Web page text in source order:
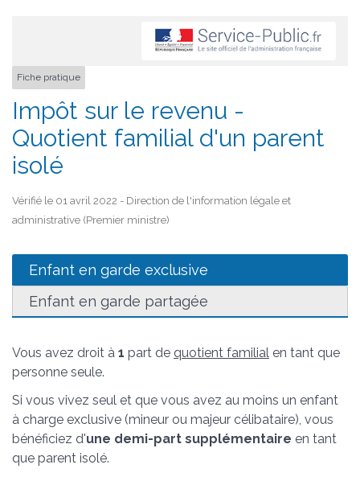
Fiche pratique
Impôt sur le revenu -
Quotient familial d'un parent
isolé
Vérifié le 01 avril 2022 - Direction de l'information légale et
administrative (Premier ministre)
Enfant en garde exclusive
Enfant en garde partagée
Vous avez droit à 1 part de quotient familial en tant que
personne seule.
Si vous vivez seul et que vous avez au moins un enfant
à charge exclusive (mineur ou majeur célibataire), vous
bénéficiez d'une demi-part supplémentaire en tant
que parent isolé.